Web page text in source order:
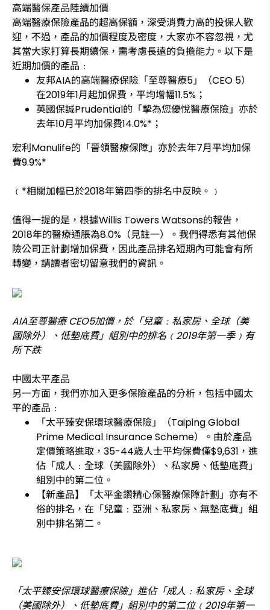
高端醫保產品陸續加價
高端醫療保險產品的超高保額，深受消費力高的投保人歡
迎，不過，產品的加價程度及密度，大家亦不容忽視，尤
其當大家打算長期續保，需考慮長遠的負擔能力。以下是
近期加價的產品﹕
友邦AIA的高端醫療保險「至尊醫療5」（CEO 5）
在2019年1月起加保費，平均增幅11.5%；
英國保誠Prudential的「摯為您優悅醫療保險」亦於
去年10月平均加保費14.0%*；
宏利Manulife的「晉領醫療保障」亦於去年7月平均加保
費9.9%*
﹙*相關加幅已於2018年第四季的排名中反映。﹚
值得一提的是，根據Willis Towers Watsons的報告，
2018年的醫療通脹為8.0%（見註一）。我們得悉有其他保
險公司正計劃增加保費，因此產品排名短期內可能會有所
轉變，請讀者密切留意我們的資訊。
AIA至尊醫療 CEO5加價，於「兒童﹕私家房、全球（美
國除外）、低墊底費」組別中的排名﹙2019年第一季﹚有
所下跌
中國太平產品
另一方面，我們亦加入更多保險產品的分析，包括中國太
平的產品﹕
「太平臻安保環球醫療保險」（Taiping Global
Prime Medical Insurance Scheme）。由於產品
定價策略進取，35-44歲人士平均保費僅$9,631，進
佔「成人﹕全球（美國除外）、私家房、低墊底費」
組別中的第二位。
【新產品】「太平金鑽精心保醫療保障計劃」亦有不
俗的排名，在「兒童﹕亞洲、私家房、無墊底費」組
別中排名第二。
「太平臻安保環球醫療保險」進佔「成人﹕私家房、全球
（美國除外）、低墊底費」組別中的第二位﹙2019年第一